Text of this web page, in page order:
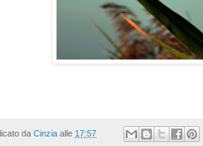
da Cinzia alle 17:57